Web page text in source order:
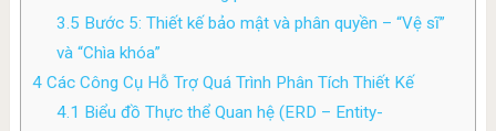
3.5 Bước 5: Thiết kế bảo mật và phân quyền – “Vệ sĩ”
và “Chìa khóa”
4Các Công Cụ Hỗ Trợ Quá Trình Phân Tích Thiết Kế
4.1 Biểu đồ Thực thể Quan hệ (ERD – Entity-